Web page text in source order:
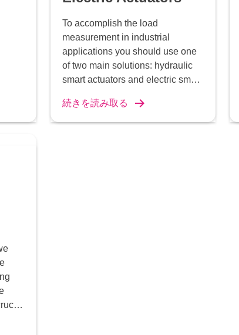
To accomplish the load
measurement in industrial
applications you should use one
of two main solutions: hydraulic
smart actuators and electric smart
続きを読み取る